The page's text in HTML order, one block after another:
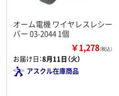
オーム電機 ワイヤレスレシー
バー 03-2044 1個
￥1,278（税込）
お届け日：8月11日（火）
アスクル在庫商品